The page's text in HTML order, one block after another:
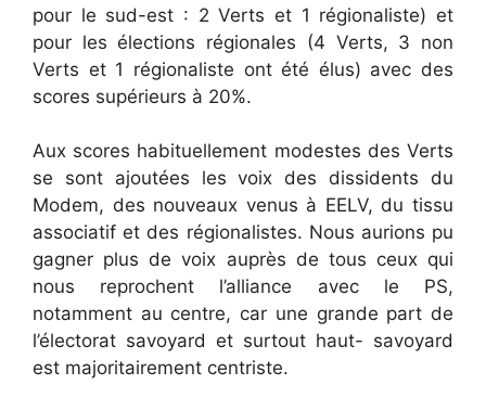
pour le sud-est : 2 Verts et 1 régionaliste) et
pour les élections régionales (4 Verts, 3 non
Verts et 1 régionaliste ont été élus) avec des
scores supérieurs à 20%.
Aux scores habituellement modestes des Verts
se sont ajoutées les voix des dissidents du
Modem, des nouveaux venus à EELV, du tissu
associatif et des régionalistes. Nous aurions pu
gagner plus de voix auprès de tous ceux qui
nous reprochent l’alliance avec le PS,
notamment au centre, car une grande part de
l’électorat savoyard et surtout haut- savoyard
est majoritairement centriste.